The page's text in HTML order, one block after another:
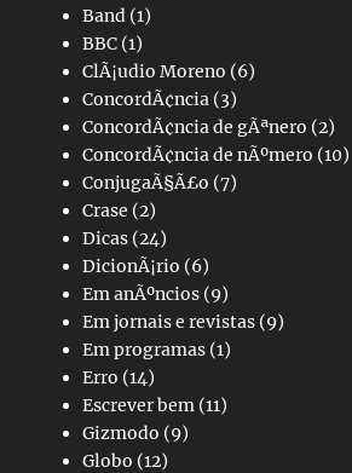
Band (1)
BBC (1)
ClÃ¡udio Moreno (6)
ConcordÃ¢ncia (3)
ConcordÃ¢ncia de gÃªnero (2)
ConcordÃ¢ncia de nÃºmero (10)
ConjugaÃ§Ã£o (7)
Crase (2)
Dicas (24)
DicionÃ¡rio (6)
Em anÃºncios (9)
Em jornais e revistas (9)
Em programas (1)
Erro (14)
Escrever bem (11)
Gizmodo (9)
Globo (12)